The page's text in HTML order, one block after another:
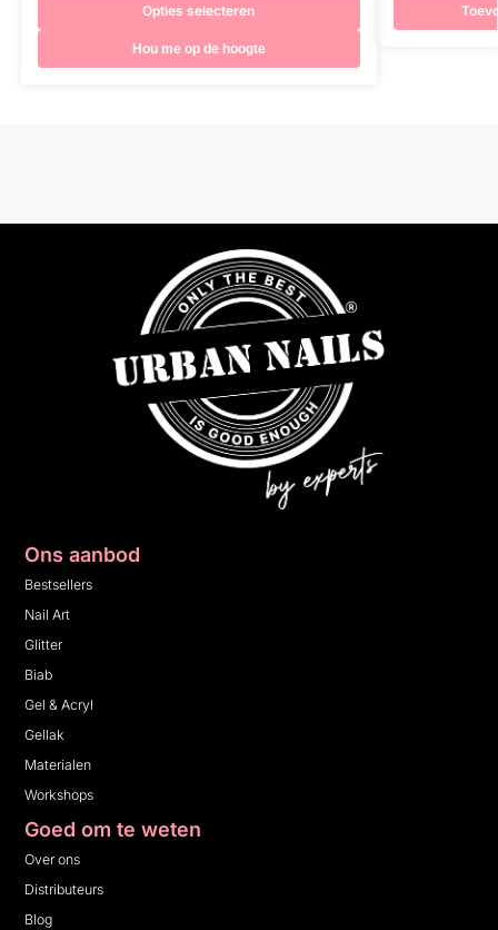
Opties selecteren
Hou me op de hoogte
Ons aanbod
Bestsellers
Nail Art
Glitter
Biab
Gel & Acryl
Gellak
Materialen
Workshops
Goed om te weten
Over ons
Distributeurs
Blog